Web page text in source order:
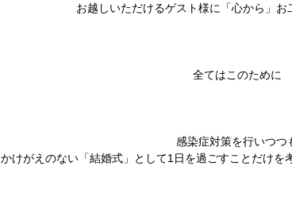
お越しいただけるゲスト様に「心から」
全てはこのために
感染症対策を行いつつ
かけがえのない「結婚式」として1日を過ごすことだけを